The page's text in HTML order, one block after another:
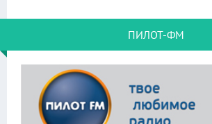
ПИЛОТ-ФМ